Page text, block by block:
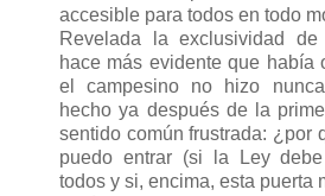
accesible para todos en todo
Revelada la exclusividad
hace más evidente que había
el campesino no hizo
hecho ya después de la
sentido común frustrada: ¿por
puedo entrar (si la Ley
todos y si, encima, esta puerta